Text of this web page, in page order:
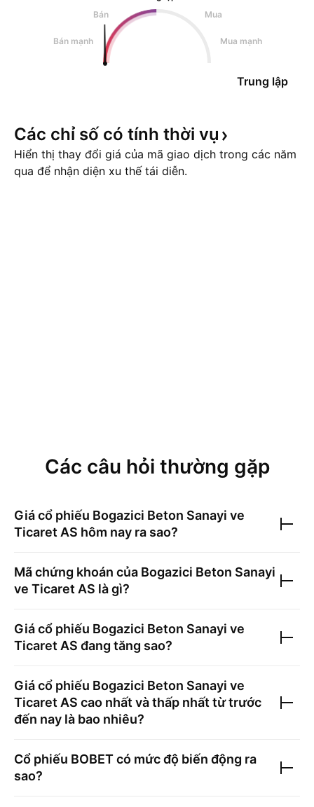
Bán
Mua
Bán mạnh Mua mạnh
Trung lập
Các chỉ số có tính thời vụ
Hiển thị thay đổi giá của mã giao dịch trong các năm
qua để nhận diện xu thế tái diễn.
Các câu hỏi thường gặp
Giá cổ phiếu Bogazici Beton Sanayi ve
Ticaret AS hôm nay ra sao?
Mã chứng khoán của Bogazici Beton Sanayi
ve Ticaret AS là gì?
Giá cổ phiếu Bogazici Beton Sanayi ve
Ticaret AS đang tăng sao?
Giá cổ phiếu Bogazici Beton Sanayi ve
Ticaret AS cao nhất và thấp nhất từ trước
đến nay là bao nhiêu?
Cổ phiếu BOBETcó mức độ biến động ra
sao?